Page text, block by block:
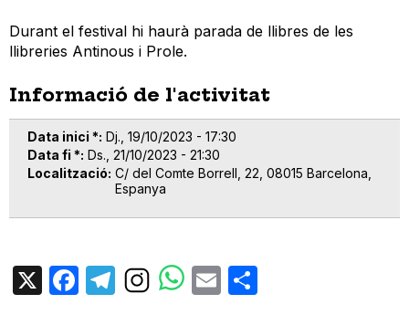
Durant el festival hi haurà parada de llibres de les
llibreries Antinous i Prole.
Informació de l'activitat
Data inici * Dj., 19/10/2023 - 17:30
Data fi * Ds., 21/10/2023 - 21:30
Localització C/ del Comte Borrell, 22, 08015 Barcelona,
Espanya
X Facebook
TelegramEmail